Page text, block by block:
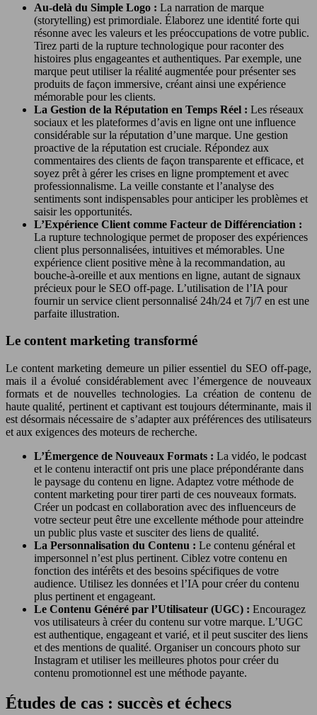
Au-delà du Simple Logo : La narration de marque
(storytelling) est primordiale. Élaborez une identité forte qui
résonne avec les valeurs et les préoccupations de votre public.
Tirez parti de la rupture technologique pour raconter des
histoires plus engageantes et authentiques. Par exemple, une
marque peut utiliser la réalité augmentée pour présenter ses
produits de façon immersive, créant ainsi une expérience
mémorable pour les clients.
La Gestion de la Réputation en Temps Réel : Les réseaux
sociaux et les plateformes d’avis en ligne ont une influence
considérable sur la réputation d’une marque. Une gestion
proactive de la réputation est cruciale. Répondez aux
commentaires des clients de façon transparente et efficace, et
soyez prêt à gérer les crises en ligne promptement et avec
professionnalisme. La veille constante et l’analyse des
sentiments sont indispensables pour anticiper les problèmes et
saisir les opportunités.
L’Expérience Client comme Facteur de Différenciation :
La rupture technologique permet de proposer des expériences
client plus personnalisées, intuitives et mémorables. Une
expérience client positive mène à la recommandation, au
bouche-à-oreille et aux mentions en ligne, autant de signaux
précieux pour le SEO off-page. L’utilisation de l’IA pour
fournir un service client personnalisé 24h/24 et 7j/7 en est une
parfaite illustration.
Le content marketing transformé
Le content marketing demeure un pilier essentiel du SEO off-page,
mais il a évolué considérablement avec l’émergence de nouveaux
formats et de nouvelles technologies. La création de contenu de
haute qualité, pertinent et captivant est toujours déterminante, mais il
est désormais nécessaire de s’adapter aux préférences des utilisateurs
et aux exigences des moteurs de recherche.
L’Émergence de Nouveaux Formats : La vidéo, le podcast
et le contenu interactif ont pris une place prépondérante dans
le paysage du contenu en ligne. Adaptez votre méthode de
content marketing pour tirer parti de ces nouveaux formats.
Créer un podcast en collaboration avec des influenceurs de
votre secteur peut être une excellente méthode pour atteindre
un public plus vaste et susciter des liens de qualité.
La Personnalisation du Contenu : Le contenu général et
impersonnel n’est plus pertinent. Ciblez votre contenu en
fonction des intérêts et des besoins spécifiques de votre
audience. Utilisez les données et l’IA pour créer du contenu
plus pertinent et engageant.
Le Contenu Généré par l’Utilisateur (UGC) : Encouragez
vos utilisateurs à créer du contenu sur votre marque. L’UGC
est authentique, engageant et varié, et il peut susciter des liens
et des mentions de qualité. Organiser un concours photo sur
Instagram et utiliser les meilleures photos pour créer du
contenu promotionnel est une méthode payante.
Études de cas : succès et échecs